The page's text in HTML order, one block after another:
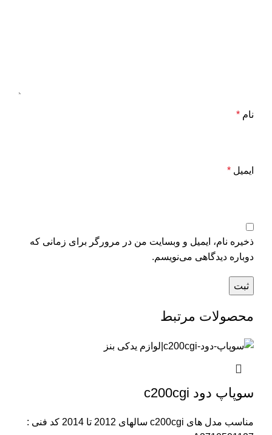
نام *
ایمیل *
ذخیره نام، ایمیل و وبسایت من در مرورگر برای زمانی که
دوباره دیدگاهی می‌نویسم.
محصولات مرتبط
سوپاپ دود c200cgi
مناسب مدل های c200cgi سالهای 2012 تا 2014 کد فنی :